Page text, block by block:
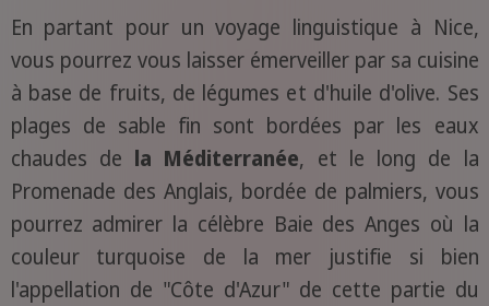
En partant pour un voyage linguistique à Nice,
vous pourrez vous laisser émerveiller par sa cuisine
à base de fruits, de légumes et d'huile d'olive. Ses
plages de sable fin sont bordées par les eaux
chaudes de la Méditerranée, et le long de la
Promenade des Anglais, bordée de palmiers, vous
pourrez admirer la célèbre Baie des Anges où la
couleur turquoise de la mer justifie si bien
l'appellation de "Côte d'Azur" de cette partie du